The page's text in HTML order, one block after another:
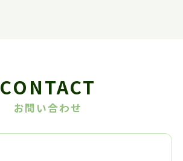
CONTACT
お問い合わせ